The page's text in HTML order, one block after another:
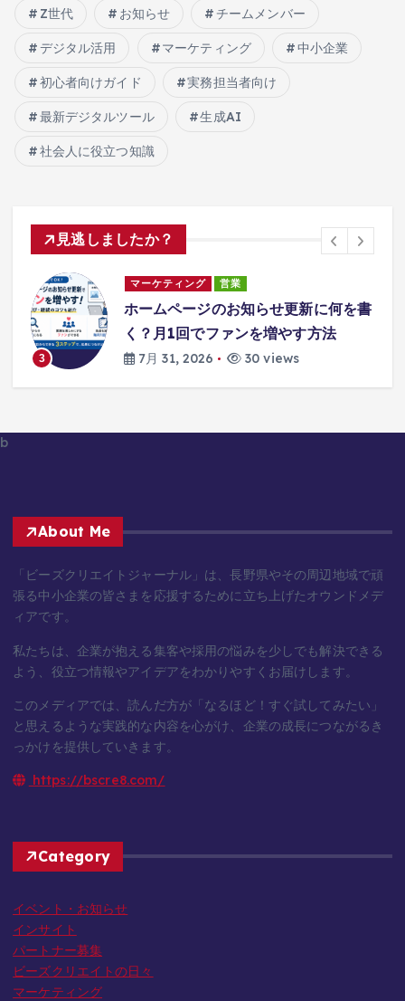
Z世代 お知らせ チームメンバー
デジタル活用 マーケティング 中小企業
初心者向けガイド 実務担当者向け
最新デジタルツール 生成AI
社会人に役立つ知識
見逃しましたか？
3
マーケティング 営業
ホームページのお知らせ更新に何を書
く？月1回でファンを増やす方法
7月 31, 2026 30 views
b
About Me
「ビーズクリエイトジャーナル」は、長野県やその周辺地域で頑
張る中小企業の皆さまを応援するために立ち上げたオウンドメデ
ィアです。
私たちは、企業が抱える集客や採用の悩みを少しでも解決できる
よう、役立つ情報やアイデアをわかりやすくお届けします。
このメディアでは、読んだ方が「なるほど！すぐ試してみたい」
と思えるような実践的な内容を心がけ、企業の成長につながるき
っかけを提供していきます。
https://bscre8.com/
Category
イベント・お知らせ
インサイト
パートナー募集
ビーズクリエイトの日々
マーケティング